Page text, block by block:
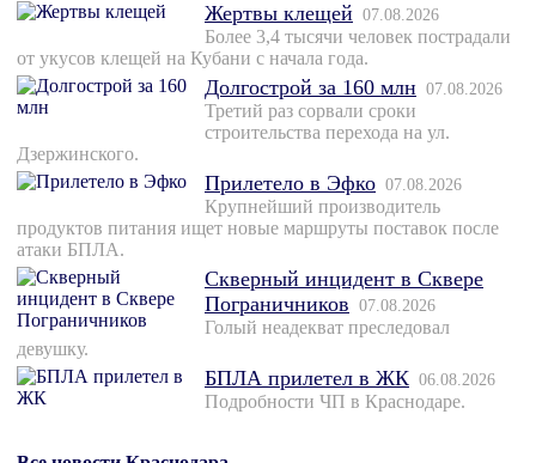
Жертвы клещей 07.08.2026
Более 3,4 тысячи человек пострадали
от укусов клещей на Кубани с начала года.
Долгострой за 160 млн 07.08.2026
Третий раз сорвали сроки
строительства перехода на ул.
Дзержинского.
Прилетело в Эфко 07.08.2026
Крупнейший производитель
продуктов питания ищет новые маршруты поставок после
атаки БПЛА.
Скверный инцидент в Сквере
Пограничников 07.08.2026
Голый неадекват преследовал
девушку.
БПЛА прилетел в ЖК 06.08.2026
Подробности ЧП в Краснодаре.